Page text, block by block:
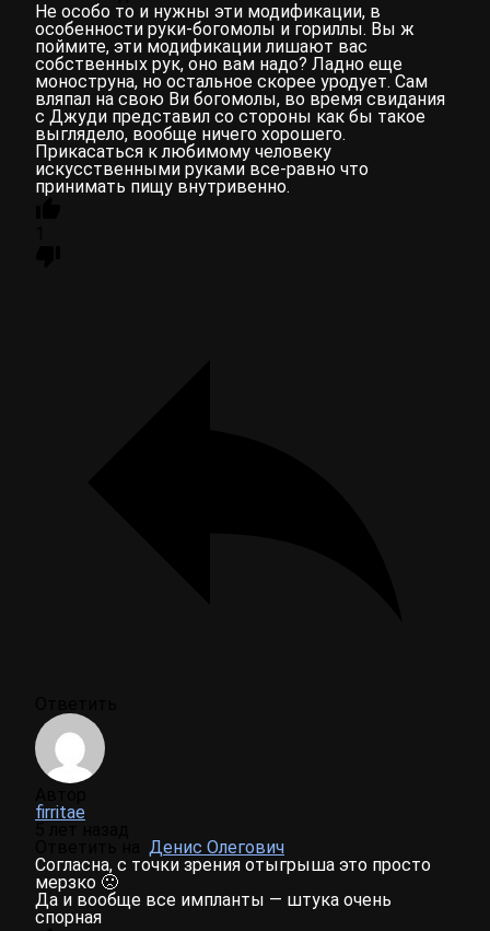
Не особо то и нужны эти модификации, в
особенности руки-богомолы и гориллы. Вы ж
поймите, эти модификации лишают вас
собственных рук, оно вам надо? Ладно еще
моноструна, но остальное скорее уродует. Сам
вляпал на свою Ви богомолы, во время свидания
с Джуди представил со стороны как бы такое
выглядело, вообще ничего хорошего.
Прикасаться к любимому человеку
искусственными руками все-равно что
принимать пищу внутривенно.
firritae
Денис Олегович
Согласна, с точки зрения отыгрыша это просто
мерзко 🙁
Да и вообще все импланты — штука очень
спорная